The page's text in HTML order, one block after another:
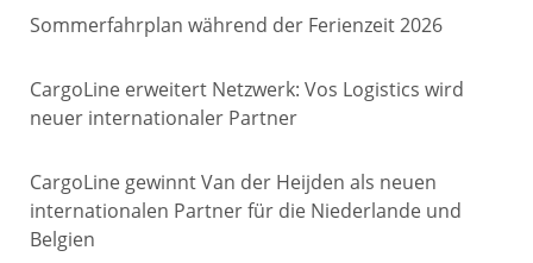
Sommerfahrplan während der Ferienzeit 2026
CargoLine erweitert Netzwerk: Vos Logistics wird
neuer internationaler Partner
CargoLine gewinnt Van der Heijden als neuen
internationalen Partner für die Niederlande und
Belgien